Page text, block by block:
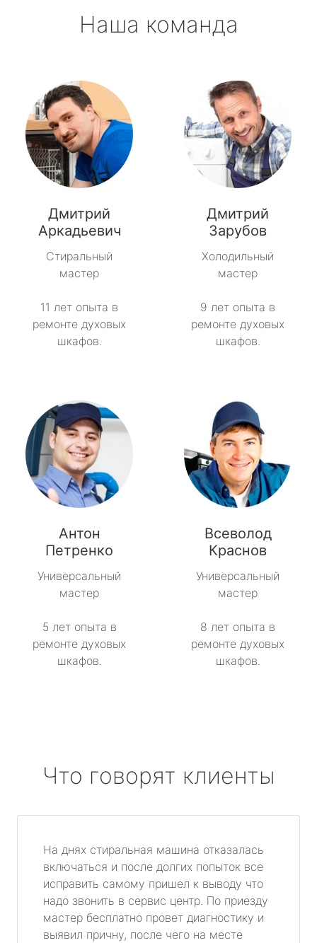
Наша команда
Дмитрий
Аркадьевич
Стиральный
мастер
11 лет опыта в
ремонте духовых
шкафов.
Дмитрий
Зарубов
Холодильный
мастер
9 лет опыта в
ремонте духовых
шкафов.
Антон
Петренко
Универсальный
мастер
5 лет опыта в
ремонте духовых
шкафов.
Всеволод
Краснов
Универсальный
мастер
8 лет опыта в
ремонте духовых
шкафов.
Что говорят клиенты
На днях стиральная машина отказалась
включаться и после долгих попыток все
исправить самому пришел к выводу что
надо звонить в сервис центр. По приезду
мастер бесплатно провет диагностику и
выявил причну, после чего на месте